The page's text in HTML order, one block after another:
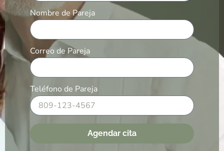
Nombre de Pareja
Correo de Pareja
Teléfono de Pareja
Agendar cita